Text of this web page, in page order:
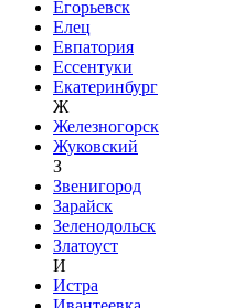
Егорьевск
Елец
Евпатория
Ессентуки
Екатеринбург
Ж
Железногорск
Жуковский
З
Звенигород
Зарайск
Зеленодольск
Златоуст
И
Истра